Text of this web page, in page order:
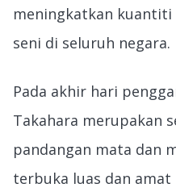
meningkatkan
seni di seluruh negara.
Pada akhir hari
Takahara merupakan
pandangan mata dan
terbuka luas dan